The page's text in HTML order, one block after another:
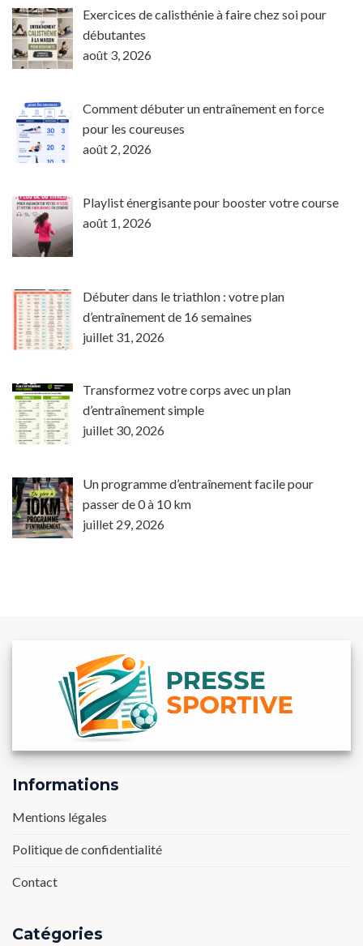
Exercices de calisthénie à faire chez soi pour
débutantes
août 3, 2026
Comment débuter un entraînement en force
pour les coureuses
août 2, 2026
Playlist énergisante pour booster votre course
août 1, 2026
Débuter dans le triathlon : votre plan
d’entraînement de 16 semaines
juillet 31, 2026
Transformez votre corps avec un plan
d’entraînement simple
juillet 30, 2026
Un programme d’entraînement facile pour
passer de 0 à 10 km
juillet 29, 2026
Informations
Mentions légales
Politique de confidentialité
Contact
Catégories